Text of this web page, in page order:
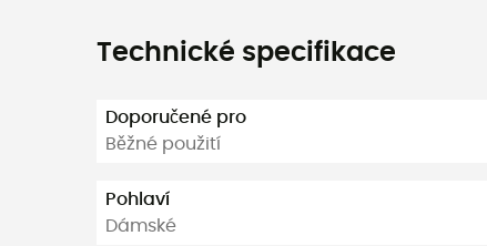
Technické specifikace
Doporučené pro
Běžné použití
Pohlaví
Dámské